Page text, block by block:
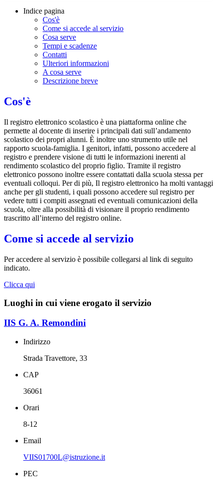
Indice pagina
Cos'è
Come si accede al servizio
Cosa serve
Tempi e scadenze
Contatti
Ulteriori informazioni
A cosa serve
Descrizione breve
Cos'è
Il registro elettronico scolastico è una piattaforma online che
permette al docente di inserire i principali dati sull’andamento
scolastico dei propri alunni. È inoltre uno strumento utile nel
rapporto scuola-famiglia. I genitori, infatti, possono accedere al
registro e prendere visione di tutti le informazioni inerenti al
rendimento scolastico del proprio figlio. Tramite il registro
elettronico possono inoltre essere contattati dalla scuola stessa per
eventuali colloqui. Per di più, Il registro elettronico ha molti vantaggi
anche per gli studenti, i quali possono accedere sul registro per
vedere tutti i compiti assegnati ed eventuali comunicazioni della
scuola, oltre alla possibilità di visionare il proprio rendimento
trascritto all’interno del registro online.
Come si accede al servizio
Per accedere al servizio è possibile collegarsi al link di seguito
indicato.
Clicca qui
Luoghi in cui viene erogato il servizio
IIS G. A. Remondini
Indirizzo
Strada Travettore, 33
CAP
36061
Orari
8-12
Email
VIIS01700L@istruzione.it
PEC